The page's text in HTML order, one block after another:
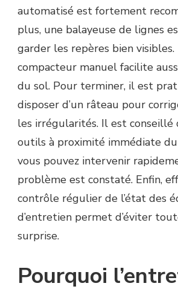
automatisé est fortement
plus, une balayeuse de lignes
garder les repères bien
compacteur manuel facilite
du sol. Pour terminer, il est
disposer d’un râteau pour
les irrégularités. Il est conseillé
outils à proximité immédiate
vous pouvez intervenir
problème est constaté. Enfin,
contrôle régulier de l’état des
d’entretien permet d’éviter
surprise.
Pourquoi